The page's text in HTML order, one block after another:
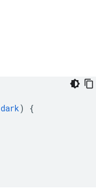
dark)
{